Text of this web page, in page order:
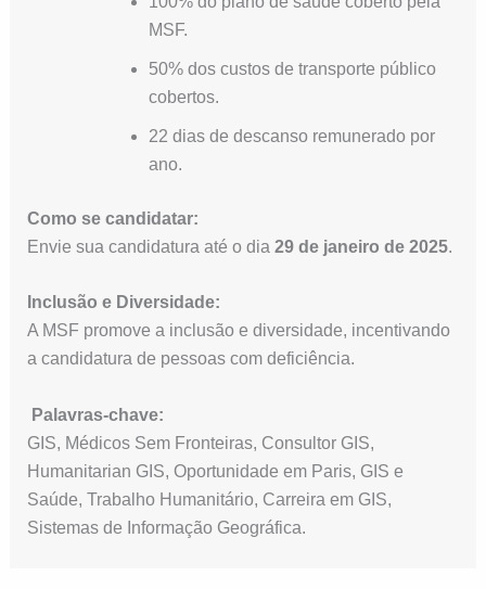
MSF.
50% dos custos de transporte público
cobertos.
22 dias de descanso remunerado por
ano.
Como se candidatar:
Envie sua candidatura até o dia 29 de janeiro de 2025.
Inclusão e Diversidade:
A MSF promove a inclusão e diversidade, incentivando
a candidatura de pessoas com deficiência.
Palavras-chave:
GIS, Médicos Sem Fronteiras, Consultor GIS,
Humanitarian GIS, Oportunidade em Paris, GIS e
Saúde, Trabalho Humanitário, Carreira em GIS,
Sistemas de Informação Geográfica.